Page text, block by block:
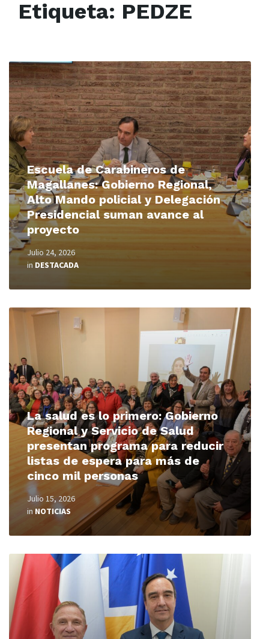
Etiqueta: PEDZE
Escuela de Carabineros de
Magallanes: Gobierno Regional,
Alto Mando policial y Delegación
Presidencial suman avance al
proyecto
Julio 24, 2026
in DESTACADA
Read
More
La salud es lo primero: Gobierno
Regional y Servicio de Salud
presentan programa para reducir
listas de espera para más de
cinco mil personas
Julio 15, 2026
inNOTICIAS
Read
Read
More